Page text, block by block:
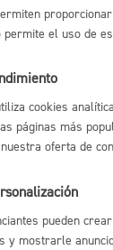
cultural
DE LOS
tokien
behineko
epaimahaiaren
bakarraren
permite el uso de
cookies
páginas más
oferta de
pueden
y mostrarle